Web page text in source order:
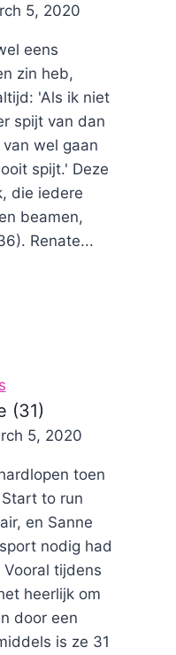
5, 2020
eens
zin heb,
'Als ik niet
spijt van dan
wel gaan
spijt.' Deze
die iedere
beamen,
Renate...
(31)
5, 2020
toen
to run
en Sanne
nodig had
tijdens
heerlijk om
door een
is ze 31